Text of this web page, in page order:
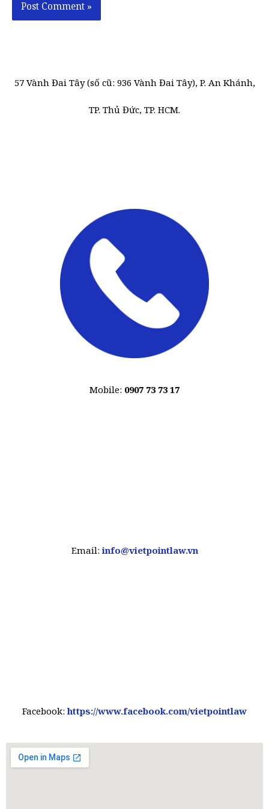
57 Vành Đai Tây (số cũ: 936 Vành Đai Tây), P. An Khánh,
TP. Thủ Đức, TP. HCM.
Mobile: 0907 73 73 17
Email:info@vietpointlaw.vn
Facebook:https://www.facebook.com/vietpointlaw